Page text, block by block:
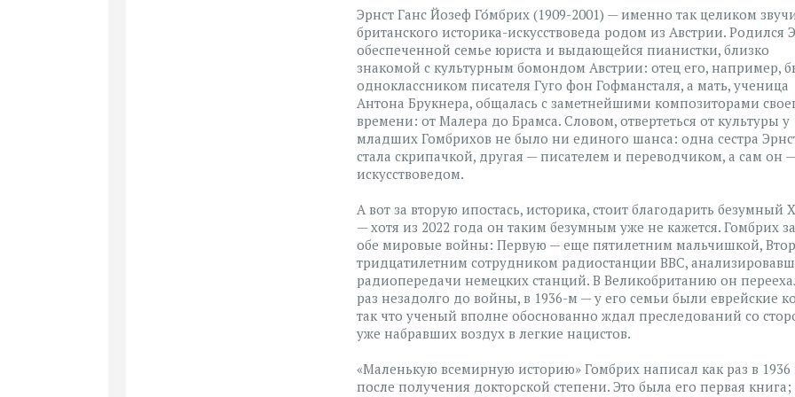
Эрнст Ганс Йозеф Го́мбрих (1909-2001) — именно так целиком
британского историка-искусствоведа родом из Австрии. Родился
обеспеченной семье юриста и выдающейся пианистки, близко
знакомой с культурным бомондом Австрии: отец его, например,
одноклассником писателя Гуго фон Гофмансталя, а мать, ученица
Антона Брукнера, общалась с заметнейшими композиторами
времени: от Малера до Брамса. Словом, отвертеться от культуры у
младших Гомбрихов не было ни единого шанса: одна сестра
стала скрипачкой, другая — писателем и переводчиком, а сам он —
искусствоведом.
А вот за вторую ипостась, историка, стоит благодарить безумный
— хотя из 2022 года он таким безумным уже не кажется. Гомбрих
обе мировые войны: Первую — еще пятилетним мальчишкой,
тридцатилетним сотрудником радиостанции BBC,
радиопередачи немецких станций. В Великобританию он
раз незадолго до войны, в 1936-м — у его семьи были еврейские
так что ученый вполне обоснованно ждал преследований со
уже набравших воздух в легкие нацистов.
«Маленькую всемирную историю» Гомбрих написал как раз в 1936
после получения докторской степени. Это была его первая книга;